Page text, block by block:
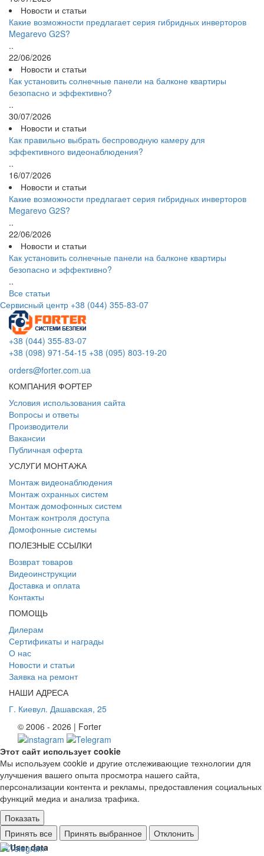
Новости и статьи
Какие возможности предлагает серия гибридных инверторов
Megarevo G2S?
..
22/06/2026
Новости и статьи
Как установить солнечные панели на балконе квартиры
безопасно и эффективно?
..
30/07/2026
Новости и статьи
Как правильно выбрать беспроводную камеру для
эффективного видеонаблюдения?
..
16/07/2026
Новости и статьи
Какие возможности предлагает серия гибридных инверторов
Megarevo G2S?
..
22/06/2026
Новости и статьи
Как установить солнечные панели на балконе квартиры
безопасно и эффективно?
..
Все статьи
Сервисный центр +38 (044) 355-83-07
+38 (044) 355-83-07
+38 (098) 971-54-15 +38 (095) 803-19-20
orders@forter.com.ua
КОМПАНИЯ ФОРТЕР
Условия использования сайта
Вопросы и ответы
Производители
Вакансии
Публичная оферта
УСЛУГИ МОНТАЖА
Монтаж видеонаблюдения
Монтаж охранных систем
Монтаж домофонных систем
Монтаж контроля доступа
Домофонные системы
ПОЛЕЗНЫЕ ССЫЛКИ
Возврат товаров
Видеоинструкции
Доставка и оплата
Контакты
ПОМОЩЬ
Дилерам
Сертификаты и награды
О нас
Новости и статьи
Заявка на ремонт
НАШИ АДРЕСА
Г. Киевул. Дашавская, 25
© 2006 - 2026 | Forter
Этот сайт использует cookie
Мы используем cookie и другие отслеживающие технологии для
улучшения вашего опыта просмотра нашего сайта,
персонализации контента и рекламы, предоставления социальных
функций медиа и анализа трафика.
Показать
Ad storage
User data
Принять все Принять выбранное Отклонить